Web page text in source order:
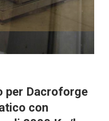
per Dacroforge
con